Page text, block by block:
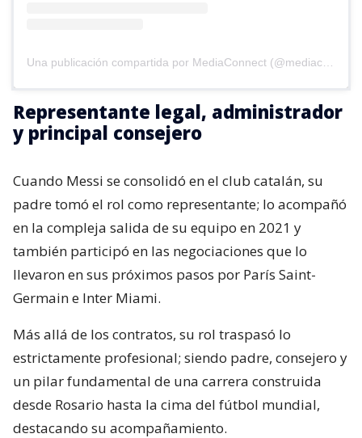
Representante legal, administrador
y principal consejero
Cuando Messi se consolidó en el club catalán, su
padre tomó el rol como representante; lo acompañó
en la compleja salida de su equipo en 2021 y
también participó en las negociaciones que lo
llevaron en sus próximos pasos por París Saint-
Germain e Inter Miami.
Más allá de los contratos, su rol traspasó lo
estrictamente profesional; siendo padre, consejero y
un pilar fundamental de una carrera construida
desde Rosario hasta la cima del fútbol mundial,
destacando su acompañamiento.